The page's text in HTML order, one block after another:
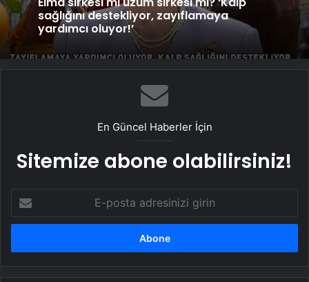
sağlığını destekliyor, zayıflamaya
yardımcı oluyor!’
En Güncel Haberler İçin
Sitemize abone olabilirsiniz!
posta
adresinizi